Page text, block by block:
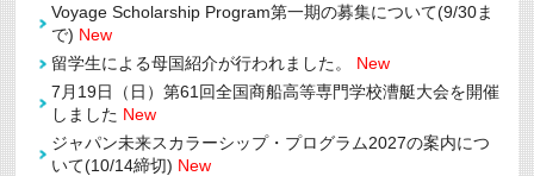
金
内
に
て
Voyage Scholarship Program第一期の募集について(9/30ま
で) New
留学生による母国紹介が行われました。 New
7月19日（日）第61回全国商船高等専門学校漕艇大会を開催
しました New
ジャパン未来スカラーシップ・プログラム2027の案内につ
いて(10/14締切) New